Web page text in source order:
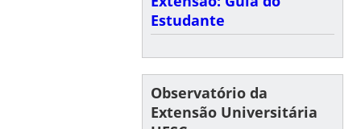
Estudante
Observatório da
Extensão Universitária